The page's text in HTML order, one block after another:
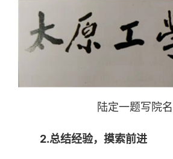
陆定一题写院名
2.总结经验，摸索前进